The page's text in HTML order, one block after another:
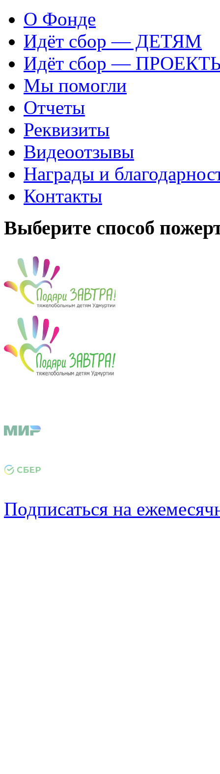
О Фонде
Идёт сбор — ДЕТЯМ
Идёт сбор —
Мы помогли
Отчеты
Реквизиты
Видеоотзывы
Награды и
Контакты
Выберите способ
Подписаться на